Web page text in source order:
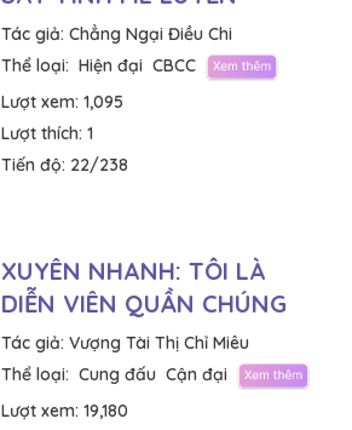
Tác giả: Chẳng Ngại Điều Chi
Thể loại: Hiện đại CBCC
Lượt xem: 1,095
Lượt thích: 1
Tiến độ: 22/238
XUYÊN NHANH: TÔI LÀ
DIỄN VIÊN QUẦN CHÚNG
Tác giả: Vượng Tài Thị Chỉ Miêu
Thể loại: Cung đấu Cận đại
Lượt xem: 19,180